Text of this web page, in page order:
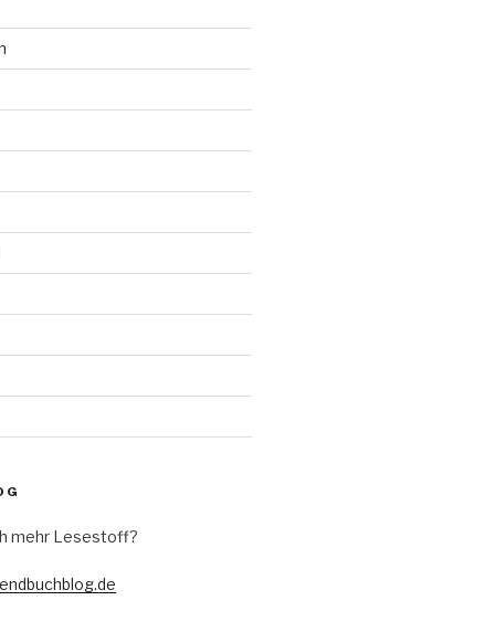
mehr Lesestoff?